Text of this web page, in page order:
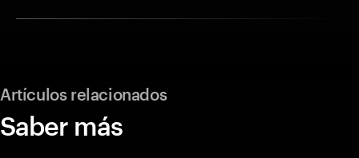
Artículos relacionados
Saber más